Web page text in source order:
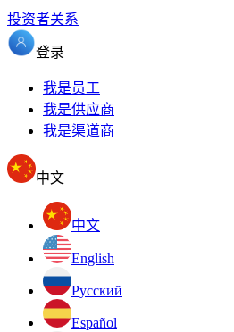
投资者关系
登录
我是员工
我是供应商
我是渠道商
中文
中文
English
Pусский
Español